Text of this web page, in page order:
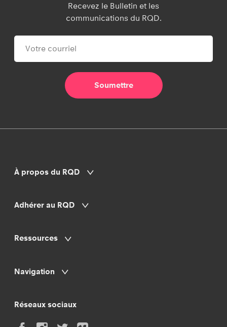
Recevez le Bulletin et les
communications du RQD.
À propos du RQD
Adhérer au RQD
Ressources
Navigation
Réseaux sociaux